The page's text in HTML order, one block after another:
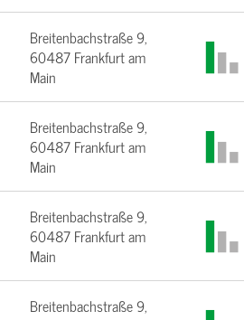
Breitenbachstraße 9,
60487 Frankfurt am
Main
Breitenbachstraße 9,
60487 Frankfurt am
Main
Breitenbachstraße 9,
60487 Frankfurt am
Main
Breitenbachstraße 9,